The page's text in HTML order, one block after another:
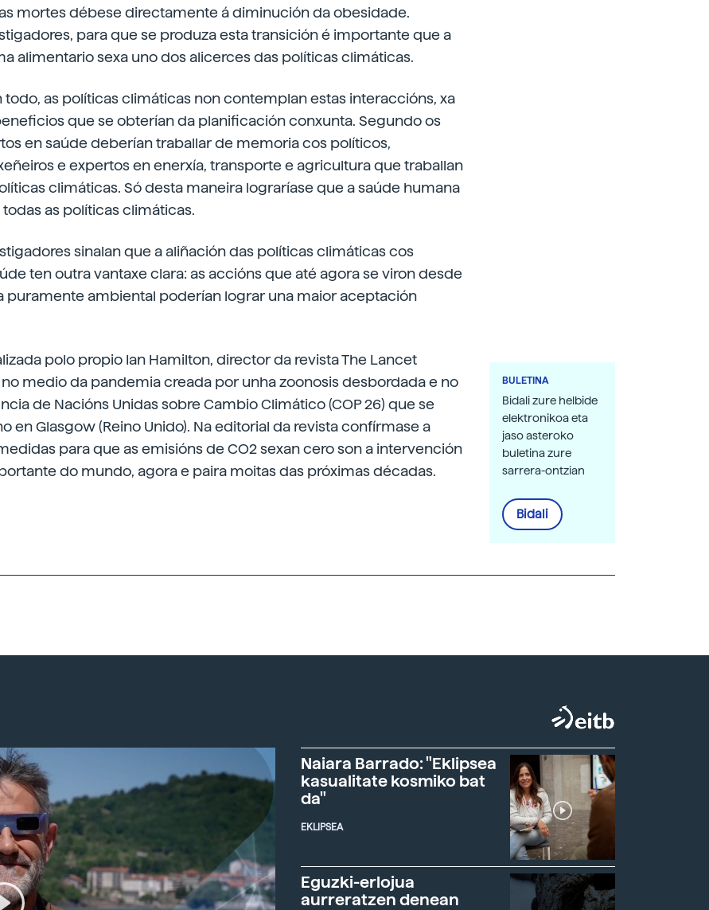
mortes débese directamente á diminución da obesidade.
para que se produza esta transición é importante que a
alimentario sexa uno dos alicerces das políticas climáticas.
todo, as políticas climáticas non contemplan estas interaccións, xa
que se obterían da planificación conxunta. Segundo os
en saúde deberían traballar de memoria cos políticos,
e expertos en enerxía, transporte e agricultura que traballan
climáticas. Só desta maneira lograríase que a saúde humana
as políticas climáticas.
sinalan que a aliñación das políticas climáticas cos
ten outra vantaxe clara: as accións que até agora se viron desde
puramente ambiental poderían lograr una maior aceptación
polo propio Ian Hamilton, director da revista The Lancet
no medio da pandemia creada por unha zoonosis desbordada e no
de Nacións Unidas sobre Cambio Climático (COP 26) que se
en Glasgow (Reino Unido). Na editorial da revista confírmase a
para que as emisións de CO2 sexan cero son a intervención
do mundo, agora e paira moitas das próximas décadas.
BULETINA
Bidali zure helbide
elektronikoa eta
jaso asteroko
buletina zure
sarrera-ontzian
Bidali
Naiara Barrado: "Eklipsea
kasualitate kosmiko bat
da"
EKLIPSEA
Eguzki-erlojua
aurreratzen denean